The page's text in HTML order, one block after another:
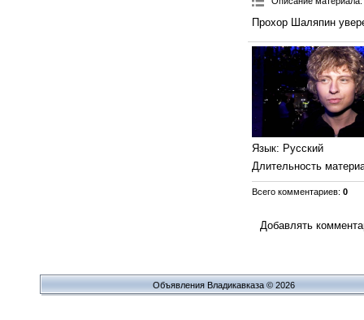
Прохор Шаляпин
Язык: Русский
Длительность
Всего комментариев: 0
Добавлять
Объявления Владикавказа © 2026